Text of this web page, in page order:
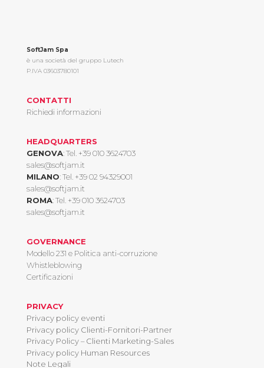
SoftJam Spa
è una società del gruppo Lutech
P.IVA 03603780101
CONTATTI
Richiedi informazioni
HEADQUARTERS
GENOVA: Tel. +39 010 3624703
sales@softjam.it
MILANO: Tel. +39 02 94329001
sales@softjam.it
ROMA: Tel. +39 010 3624703
sales@softjam.it
GOVERNANCE
Modello 231 e Politica anti-corruzione
Whistleblowing
Certificazioni
PRIVACY
Privacy policy eventi
Privacy policy Clienti-Fornitori-Partner
Privacy Policy – Clienti Marketing-Sales
Privacy policy Human Resources
Note Legali